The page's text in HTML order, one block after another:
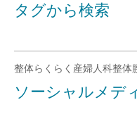
タグから検索
整体らくらく 産婦人科整体
ソーシャルメデ